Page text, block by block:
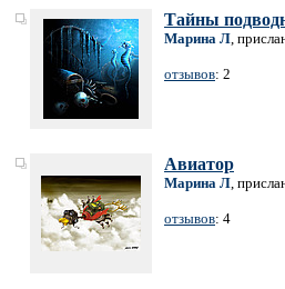
Тайны
Марина Л,
отзывов: 2
Авиатор
Марина Л,
отзывов: 4